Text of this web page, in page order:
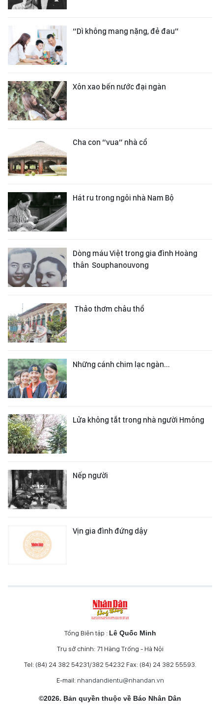
“Dì không mang nặng, đẻ đau”
Xôn xao bến nước đại ngàn
Cha con “vua” nhà cổ
Hát ru trong ngôi nhà Nam Bộ
Dòng máu Việt trong gia đình Hoàng
thân Souphanouvong
Thảo thơm châu thổ
Những cánh chim lạc ngàn...
Lửa không tắt trong nhà người Hmông
Nếp người
Vịn gia đình đứng dậy
Tổng Biên tập : Lê Quốc Minh
Trụ sở chính: 71 Hàng Trống - Hà Nội
Tel: (84) 24 382 54231/382 54232 Fax: (84) 24 382 55593.
E-mail: nhandandientu@nhandan.vn
©2026. Bản quyền thuộc về Báo Nhân Dân